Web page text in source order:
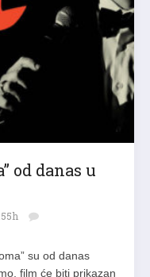
od danas u
su od danas
film će biti prikazan